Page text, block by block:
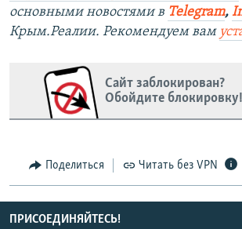
основными новостями в Telegram,
Крым.Реалии. Рекомендуем вам
Сайт заблокирован?
Обойдите блокировку!
Поделиться Читать без VPN
ПРИСОЕДИНЯЙТЕСЬ!